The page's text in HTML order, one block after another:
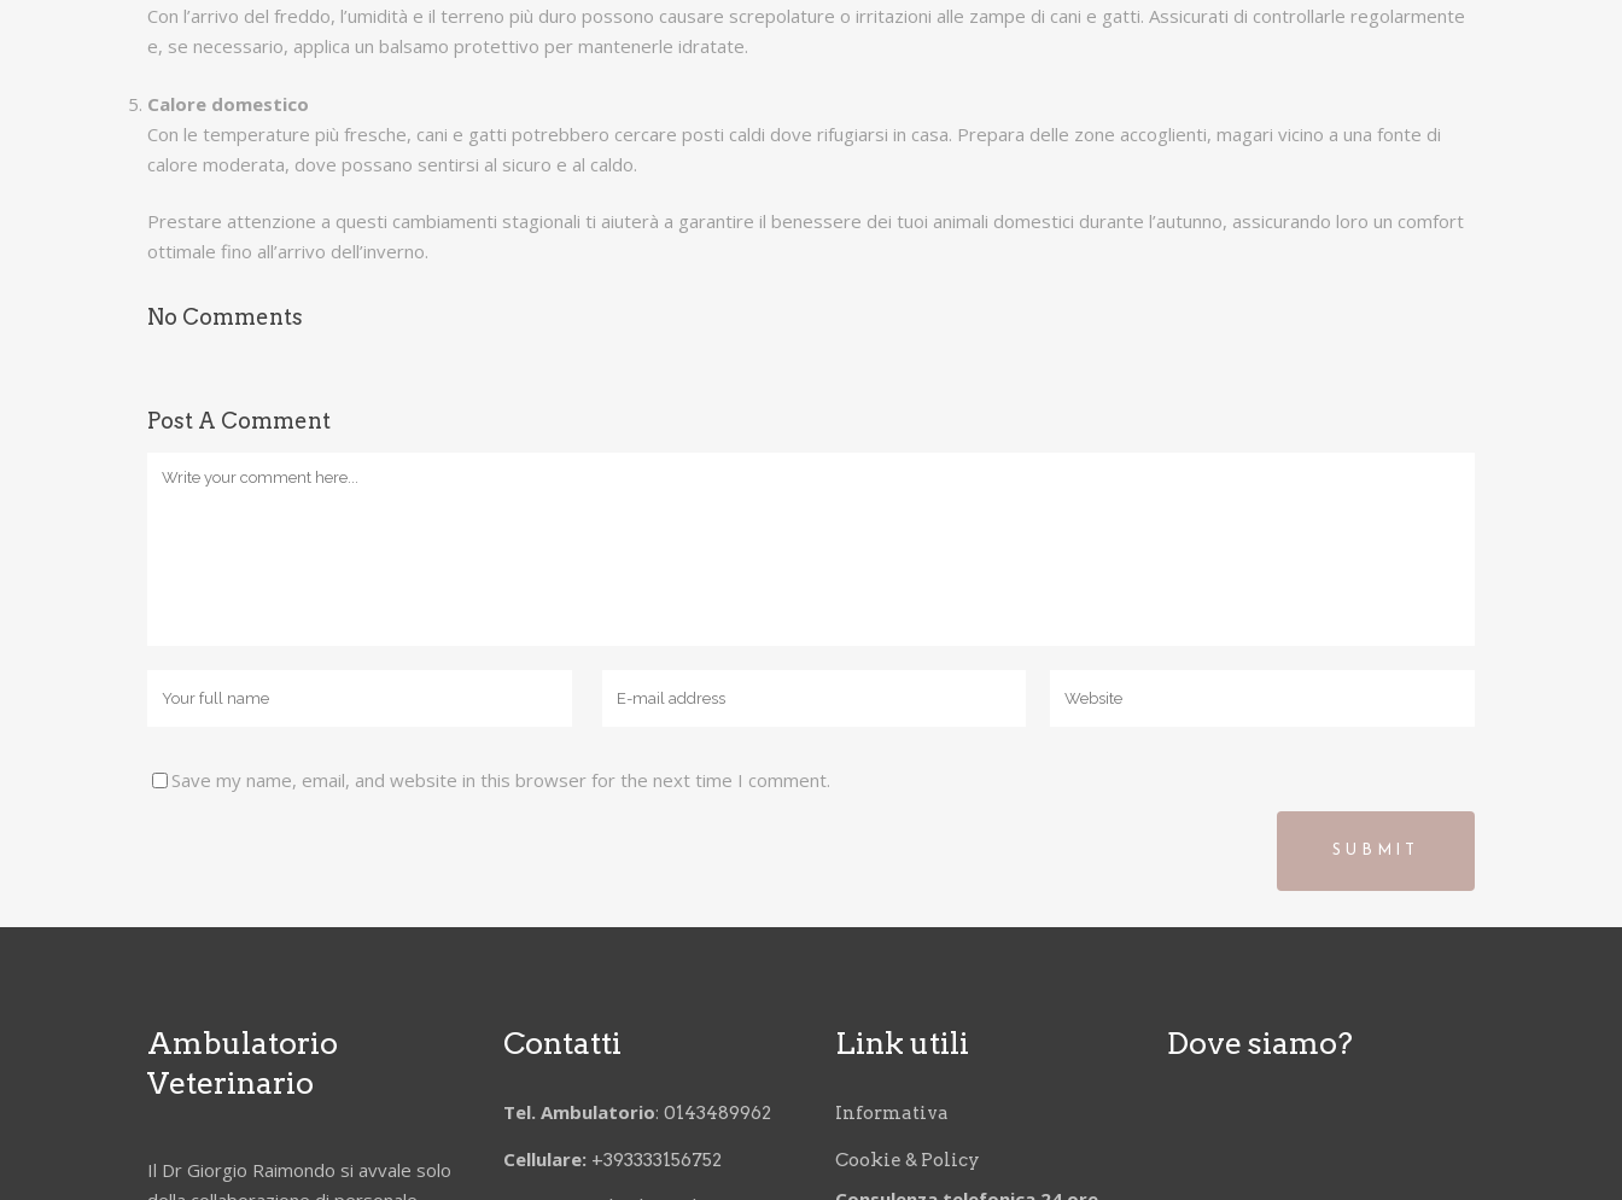
Con l’arrivo del freddo, l’umidità e il terreno più duro possono causare screpolature o irritazioni alle zampe di cani e gatti. Assicurati di controllarle regolarmente
e, se necessario, applica un balsamo protettivo per mantenerle idratate.
Calore domestico
Con le temperature più fresche, cani e gatti potrebbero cercare posti caldi dove rifugiarsi in casa. Prepara delle zone accoglienti, magari vicino a una fonte di
calore moderata, dove possano sentirsi al sicuro e al caldo.
Prestare attenzione a questi cambiamenti stagionali ti aiuterà a garantire il benessere dei tuoi animali domestici durante l’autunno, assicurando loro un comfort
ottimale fino all’arrivo dell’inverno.
No Comments
Post A Comment
Save my name, email, and website in this browser for the next time I comment.
Ambulatorio
Veterinario
Il Dr Giorgio Raimondo si avvale solo
Contatti
Tel. Ambulatorio: 0143489962
Cellulare: +393333156752
Link utili
Informativa
Cookie & Policy
Dove siamo?